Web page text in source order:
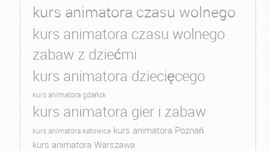
kurs animatora czasu wolnego
kurs animatora czasu wolnego
zabaw z dziećmi
kurs animatora dziecięcego
kurs animatora gdańsk
kurs animatora gier i zabaw
kurs animatora katowice kurs animatora Poznań
kurs animatora Warszawa